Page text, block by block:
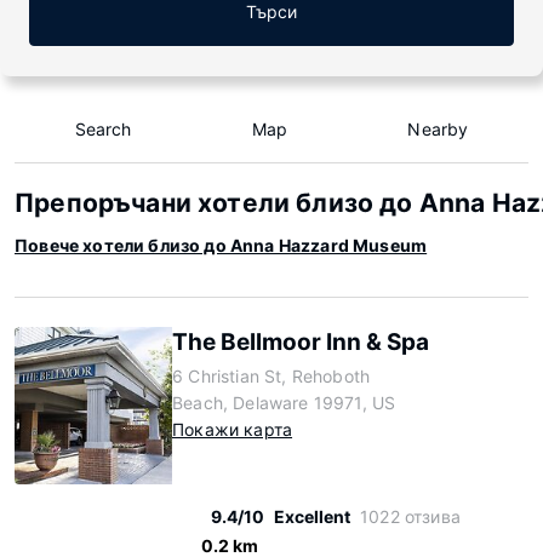
Търси
Search Map Nearby
Препоръчани хотели близо до Anna
Повече хотели близо до Anna Hazzard Museum
The Bellmoor Inn & Spa
6 Christian St, Rehoboth
Beach, Delaware 19971, US
Покажи карта
9.4/10 Excellent 1022 отзива
0.2 km